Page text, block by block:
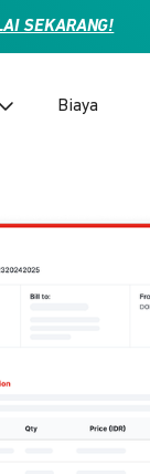
SEKARANG!
Biaya